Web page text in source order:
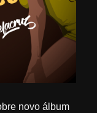
novo álbum